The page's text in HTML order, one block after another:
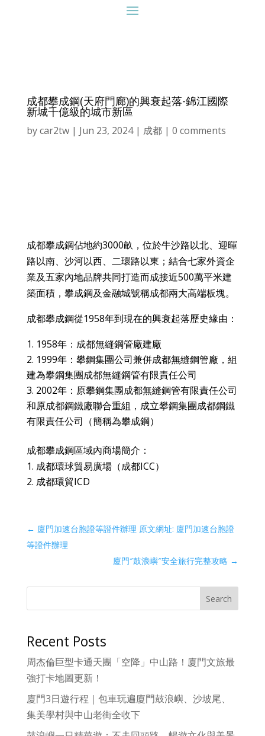
成都攀成鋼(天府門廊)的興衰起落-錦江國際
新城千億級的城市新區
bycar2tw| Jun 23, 2024| 成都| 0 comments
成都攀成鋼佔地約3000畝，位於牛沙路以北、迎暉
路以南、沙河以西、二環路以東；結合七家外資企
業及五家內地品牌共同打造而成接近500萬平米建
築面積，攀成鋼及金融城號稱成都兩大高端板塊。
成都攀成鋼從1958年到現在的興衰起落歷史緣由：
1958年：成都無縫鋼管廠建廠
1999年：攀鋼集團公司兼併成都無縫鋼管廠，組
建為攀鋼集團成都無縫鋼管有限責任公司
2002年：原攀鋼集團成都無縫鋼管有限責任公司
和原成都鋼鐵廠聯合重組，成立攀鋼集團成都鋼鐵
有限責任公司（簡稱為攀成鋼）
成都攀成鋼區域內商場簡介：
成都環球貿易廣場（成都ICC）
成都環貿ICD
← 廈門加速台胞證等證件辦理 原文網址: 廈門加速台胞證
等證件辦理
廈門″鼓浪嶼″安全旅行完整攻略 →
Search
Recent Posts
周杰倫巨型卡通天團「空降」中山路！廈門文旅最
強打卡地圖更新！
廈門3日遊行程｜包車玩遍廈門鼓浪嶼、沙坡尾、
集美學村與中山老街全收下